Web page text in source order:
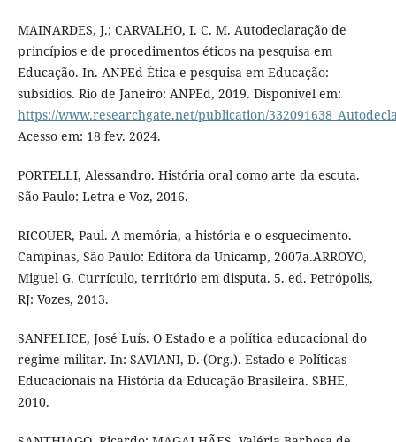
MAINARDES, J.; CARVALHO, I. C. M. Autodeclaração de
princípios e de procedimentos éticos na pesquisa em
Educação. In. ANPEd Ética e pesquisa em Educação:
subsídios. Rio de Janeiro: ANPEd, 2019. Disponível em:
https://www.researchgate.net/publication/
Acesso em: 18 fev. 2024.
PORTELLI, Alessandro. História oral como arte da escuta.
São Paulo: Letra e Voz, 2016.
RICOUER, Paul. A memória, a história e o esquecimento.
Campinas, São Paulo: Editora da Unicamp, 2007a.ARROYO,
Miguel G. Currículo, território em disputa. 5. ed. Petrópolis,
RJ: Vozes, 2013.
SANFELICE, José Luís. O Estado e a política educacional do
regime militar. In: SAVIANI, D. (Org.). Estado e Políticas
Educacionais na História da Educação Brasileira. SBHE,
2010.